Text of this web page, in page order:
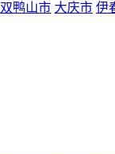
双鸭山市 大庆市 伊